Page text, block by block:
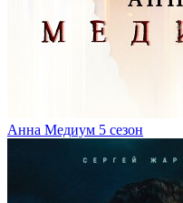
Анна Медиум 5 сезон